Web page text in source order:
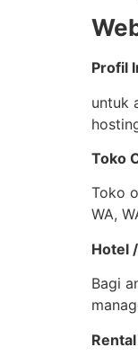
Profil
untuk
Toko
Toko
WA,
Hotel
Bagi